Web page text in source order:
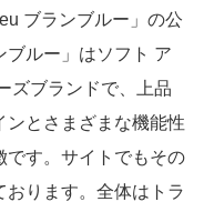
ブランブルー」の公
ルー」はソフト ア
ズブランドで、上品
ンとさまざまな機能性
です。サイトでもその
おります。全体はトラ